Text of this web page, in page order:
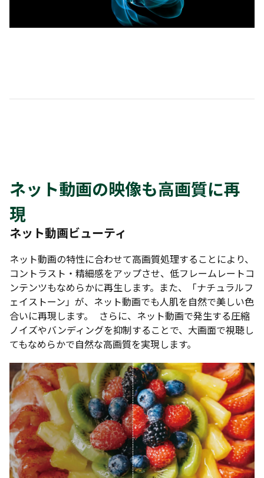
ネット動画の映像も高画質に再
現
ネット動画ビューティ
ネット動画の特性に合わせて高画質処理することにより、
コントラスト・精細感をアップさせ、低フレームレートコ
ンテンツもなめらかに再生します。また、「ナチュラルフ
ェイストーン」が、ネット動画でも人肌を自然で美しい色
合いに再現します。 さらに、ネット動画で発生する圧縮
ノイズやバンディングを抑制することで、大画面で視聴し
てもなめらかで自然な高画質を実現します。